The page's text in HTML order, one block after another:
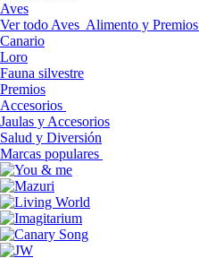
Aves
Ver todo Aves Alimento y Premios
Canario
Loro
Fauna silvestre
Premios
Accesorios
Jaulas y Accesorios
Salud y Diversión
Marcas populares